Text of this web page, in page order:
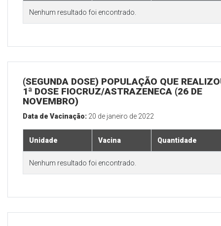
Nenhum resultado foi encontrado.
(SEGUNDA DOSE) POPULAÇÃO QUE
1ª DOSE FIOCRUZ/ASTRAZENECA (26 DE
NOVEMBRO)
Data de Vacinação: 20 de janeiro de 2022
Unidade Vacina Quantidade
Nenhum resultado foi encontrado.